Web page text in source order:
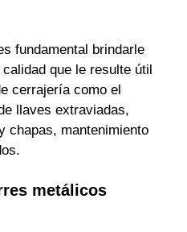
fundamental brindarle
que le resulte útil
cerrajería como el
llaves extraviadas,
chapas, mantenimiento
metálicos